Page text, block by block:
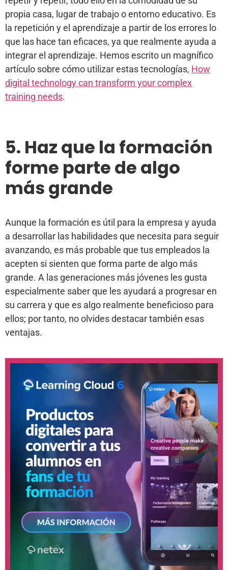
propia casa, lugar de trabajo o entorno educativo. Es
la repetición y el aprendizaje a partir de los errores lo
que las hace tan eficaces, ya que realmente ayuda a
integrar el aprendizaje. Hemos escrito un magnífico
artículo sobre cómo utilizar estas tecnologías, How
digital technology can transform your complex
training needs.
5. Haz que la formación
forme parte de algo
más grande
Aunque la formación es útil para la empresa y ayuda
a desarrollar las habilidades que necesita para seguir
avanzando, es más probable que tus empleados la
acepten si sienten que forma parte de algo más
grande. A las generaciones más jóvenes les gusta
especialmente saber que les ayudará a progresar en
su carrera y que es algo realmente beneficioso para
ellos; por tanto, no olvides destacar también esas
ventajas.